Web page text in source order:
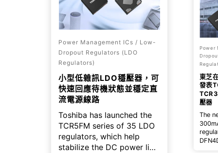
Power Management ICs / Low-
Dropout Regulators (LDO
Regulators)
小型低雜訊LDO穩壓器，可
快速回應待機狀態並穩定直
流電源線路
Toshiba has launched the
TCR5FM series of 35 LDO
regulators, which help
stabilize the DC power line
Power
東芝
發表
壓器
The